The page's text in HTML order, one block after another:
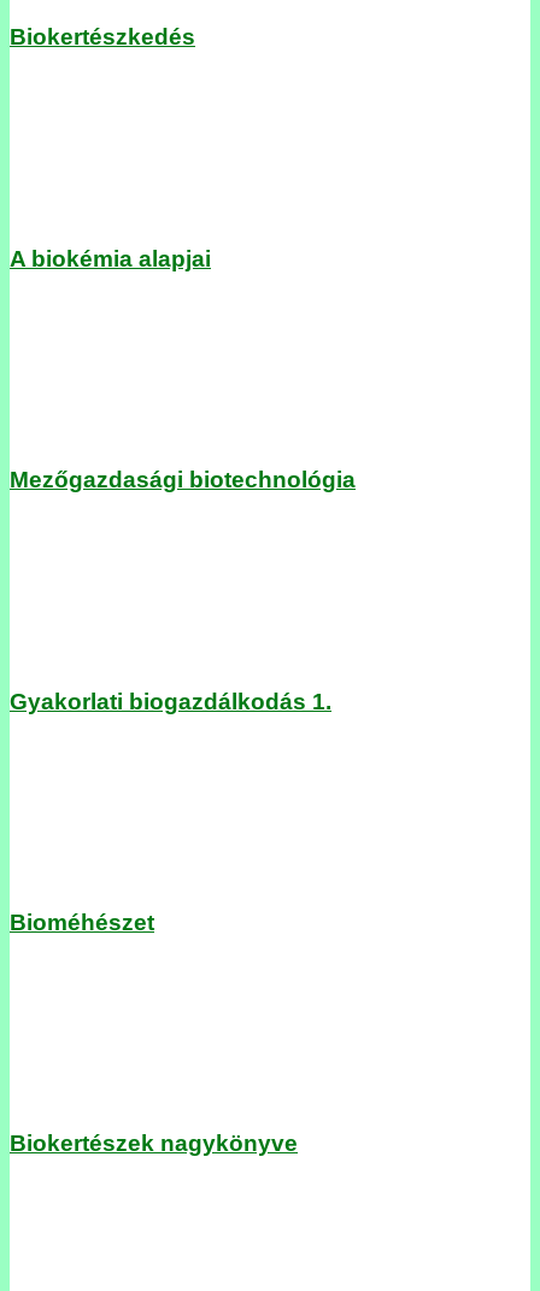
Biokertészkedés
A biokémia alapjai
Mezőgazdasági biotechnológia
Gyakorlati biogazdálkodás 1.
Bioméhészet
Biokertészek nagykönyve